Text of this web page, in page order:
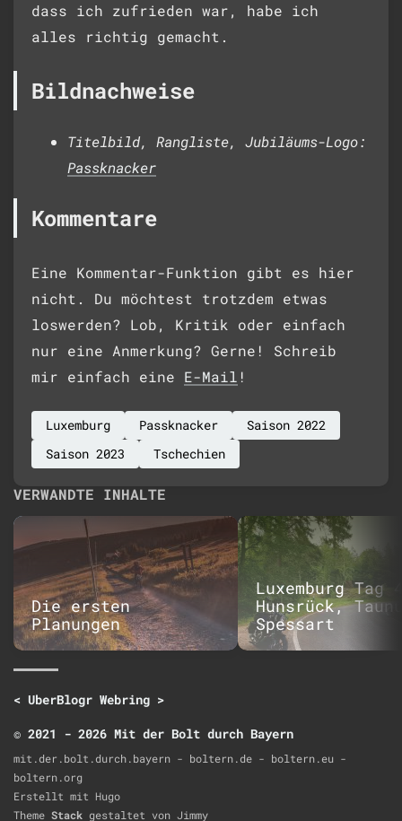
dass ich zufrieden war, habe ich
alles richtig gemacht.
Bildnachweise
Titelbild, Rangliste, Jubiläums-Logo:
Passknacker
Kommentare
Eine Kommentar-Funktion gibt es hier
nicht. Du möchtest trotzdem etwas
loswerden? Lob, Kritik oder einfach
nur eine Anmerkung? Gerne! Schreib
mir einfach eine E-Mail !
Luxemburg Passknacker
Saison 2022
Saison 2023
Tschechien
VERWANDTE INHALTE
Die ersten
Planungen
Luxemburg Tag
Hunsrück,
Spessart
< UberBlogr Webring >
© 2021 - 2026 Mit der Bolt durch Bayern
mit.der.bolt.durch.bayern - boltern.de - boltern.eu -
boltern.org
Erstellt mit Hugo
Theme Stack gestaltet von Jimmy